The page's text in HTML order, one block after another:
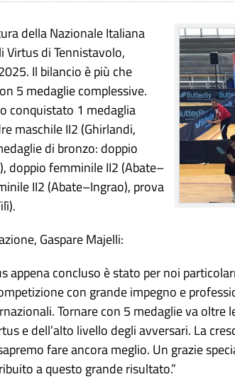
della Nazionale Italiana
Virtus di Tennistavolo,
Il bilancio è più che
5 medaglie complessive.
conquistato 1 medaglia
maschile II2 (Ghirlandi,
di bronzo: doppio
doppio femminile II2 (Abate–
II2 (Abate–Ingrao), prova
Gaspare Majelli:
appena concluso è stato per noi
con grande impegno e
Tornare con 5 medaglie va
e dell’alto livello degli avversari. La
fare ancora meglio. Un grazie
a questo grande risultato.”